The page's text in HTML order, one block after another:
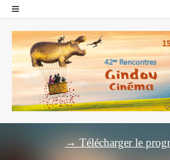
→ Télécharger le